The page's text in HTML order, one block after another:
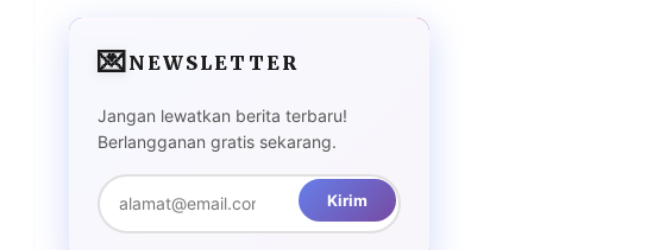
💌NEWSLETTER
Jangan lewatkan berita terbaru!
Berlangganan gratis sekarang.
Kirim